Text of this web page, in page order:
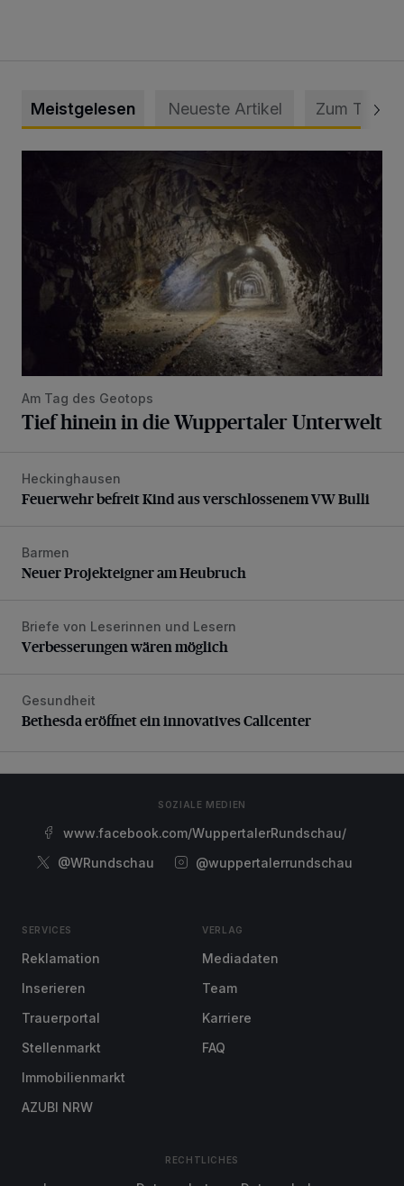
Meistgelesen Neueste Artikel Zum Thema
Am Tag des Geotops
Tief hinein in die Wuppertaler Unterwelt
Feuerwehr befreit Kind aus verschlossenem VW Bulli
Heckinghausen
Feuerwehr befreit Kind aus verschlossenem VW Bulli
Neuer Projekteigner am Heubruch
Barmen
Neuer Projekteigner am Heubruch
Verbesserungen wären möglich
Briefe von Leserinnen und Lesern
Verbesserungen wären möglich
Bethesda eröffnet ein innovatives Callcenter
Gesundheit
Bethesda eröffnet ein innovatives Callcenter
SOZIALE MEDIEN
www.facebook.com/WuppertalerRundschau/
@WRundschau
@wuppertalerrundschau
SERVICES
Reklamation
Inserieren
Trauerportal
Stellenmarkt
Immobilienmarkt
AZUBI NRW
VERLAG
Mediadaten
Team
Karriere
FAQ
RECHTLICHES